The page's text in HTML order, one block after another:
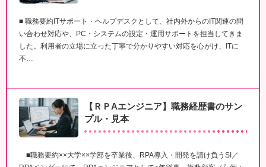
■ 職務要約ITサポート・ヘルプデスクとして、社内外からのIT関連の問
い合わせ対応や、PC・システムの設定・運用サポートを担当してきま
した。利用者の立場に立った丁寧で分かりやすい対応を心がけ、ITに
不…
【ＲＰAエンジニア】職務経歴書のサン
プル・見本
■職務要約××大学××学部を卒業後、RPA導入・開発を請け負うSI／